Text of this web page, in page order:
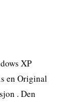
XP
en Original
. Den